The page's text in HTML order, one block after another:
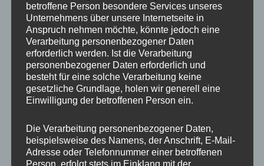
NEW: iPhone 17 Serie
Dieses
Produkt
weist
mehrere
Varianten
auf.
Die
können
auf
der
Handykette GOLD METAL
30,00€
NEW: iPhone 17 Serie
auf
Premium Handyhülle
Handykette
18,95€
betroffene Person besondere Services unseres
Unternehmens über unsere Internetseite in
Anspruch nehmen möchte, könnte jedoch eine
Verarbeitung personenbezogener Daten
erforderlich werden. Ist die Verarbeitung
personenbezogener Daten erforderlich und
besteht für eine solche Verarbeitung keine
gesetzliche Grundlage, holen wir generell eine
Einwilligung der betroffenen Person ein.
Die Verarbeitung personenbezogener Daten,
beispielsweise des Namens, der Anschrift, E-Mail-
Adresse oder Telefonnummer einer betroffenen
Person, erfolgt stets im Einklang mit der